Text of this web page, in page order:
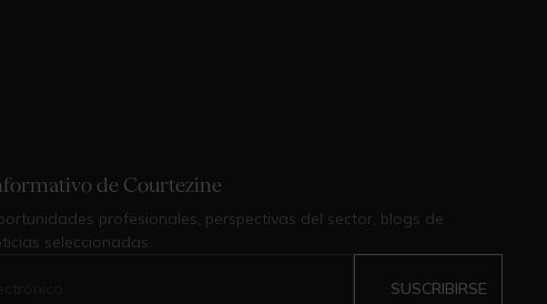
de Courtezine
profesionales, perspectivas del sector, blogs de
seleccionadas.